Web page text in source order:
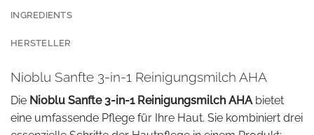
INGREDIENTS
HERSTELLER
Nioblu Sanfte 3-in-1 Reinigungsmilch AHA
Die Nioblu Sanfte 3-in-1 Reinigungsmilch AHAbietet
eine umfassende Pflege für Ihre Haut. Sie kombiniert drei